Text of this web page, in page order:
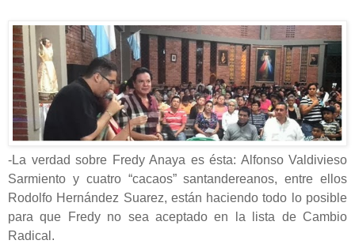
-La verdad sobre Fredy Anaya es ésta: Alfonso Valdivieso
Sarmiento y cuatro “cacaos” santandereanos, entre ellos
Rodolfo Hernández Suarez, están haciendo todo lo posible
para que Fredy no sea aceptado en la lista de Cambio
Radical.